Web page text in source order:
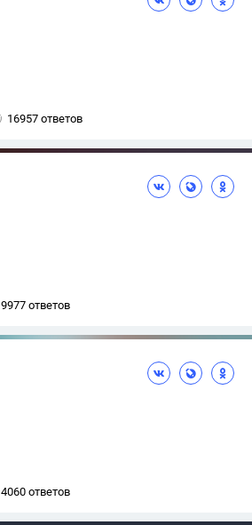
16957 ответов
9977 ответов
4060 ответов